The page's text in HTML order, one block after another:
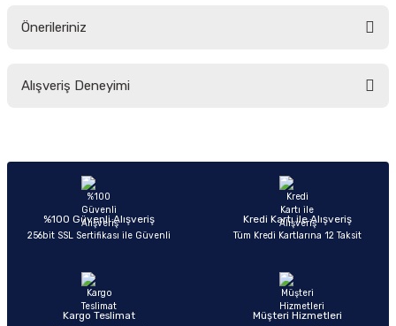
Önerileriniz
yetersiz gördüğünüz noktaları öneri formunu kullanarak tarafımıza
Ürün açıklamasında eksik bilgiler bulunuyor.
Ürün bilgilerinde hatalar bulunuyor.
Ürün fiyatı diğer sitelerden daha pahalı.
Alışveriş Deneyimi
Sitemize ilk yorumu siz yapın!
%100 Güvenli Alışveriş
256bit SSL Sertifikası ile Güvenli
Kredi Kartı ile Alışveriş
Tüm Kredi Kartlarına 12 Taksit
Kargo Teslimat Müşteri Hizmetleri